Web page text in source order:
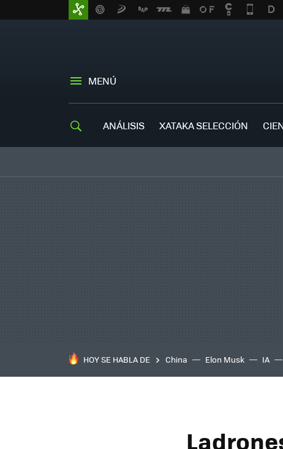
MENÚ
ANÁLISIS XATAKA SELECCIÓN
HOY SE HABLA DE China Elon Musk IA